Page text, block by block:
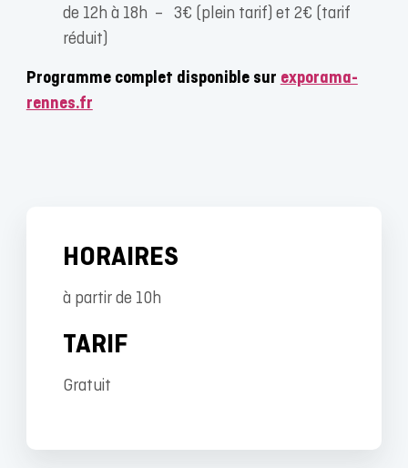
de 12h à 18h – 3€ (plein tarif) et 2€ (tarif
réduit)
Programme complet disponible sur exporama-
rennes.fr
HORAIRES
à partir de 10h
TARIF
Gratuit